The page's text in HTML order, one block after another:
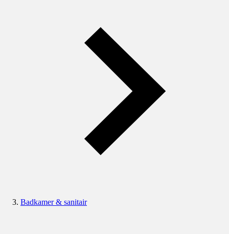
Badkamer & sanitair